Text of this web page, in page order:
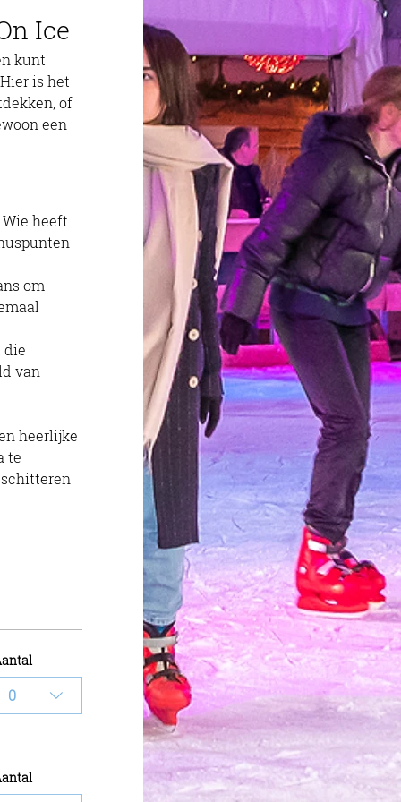
Ice
is het
of
een
heeft
om
die
van
te
0